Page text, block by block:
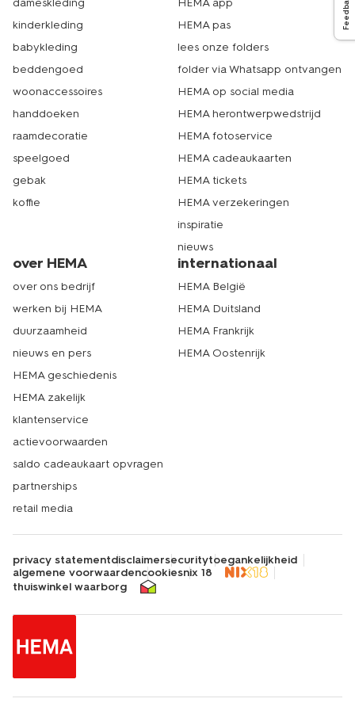
Feedback
dameskleding
kinderkleding
babykleding
beddengoed
woonaccessoires
handdoeken
raamdecoratie
speelgoed
gebak
koffie
HEMA app
HEMA pas
lees onze folders
folder via Whatsapp ontvangen
HEMA op social media
HEMA herontwerpwedstrijd
HEMA fotoservice
HEMA cadeaukaarten
HEMA tickets
HEMA verzekeringen
inspiratie
nieuws
over HEMA
over ons bedrijf
werken bij HEMA
duurzaamheid
nieuws en pers
HEMA geschiedenis
HEMA zakelijk
klantenservice
actievoorwaarden
saldo cadeaukaart opvragen
partnerships
retail media
internationaal
HEMA België
HEMA Duitsland
HEMA Frankrijk
HEMA Oostenrijk
privacy statementdisclaimersecuritytoegankelijkheid
algemene voorwaardencookiesnix 18
thuiswinkel waarborg